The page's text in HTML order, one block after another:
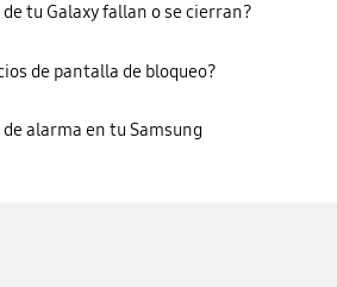
de tu Galaxy fallan o se cierran?
de pantalla de bloqueo?
alarma en tu Samsung